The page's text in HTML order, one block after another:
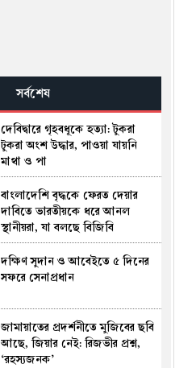
সর্বশেষ
দেবিদ্বারে গৃহবধূকে হত্যা: টুকরা
টুকরা অংশ উদ্ধার, পাওয়া যায়নি
মাথা ও পা
বাংলাদেশি বৃদ্ধকে ফেরত দেয়ার
দাবিতে ভারতীয়কে ধরে আনল
স্থানীয়রা, যা বলছে বিজিবি
দক্ষিণ সুদান ও আবেইতে ৫ দিনের
সফরে সেনাপ্রধান
জামায়াতের প্রদর্শনীতে মুজিবের ছবি
আছে, জিয়ার নেই: রিজভীর প্রশ্ন,
‘রহস্যজনক’